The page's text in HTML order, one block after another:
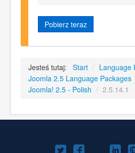
Pobierz teraz
Jesteś tutaj: Start / Language
Joomla 2.5 Language Packages
Joomla! 2.5 - Polish / 2.5.14.1